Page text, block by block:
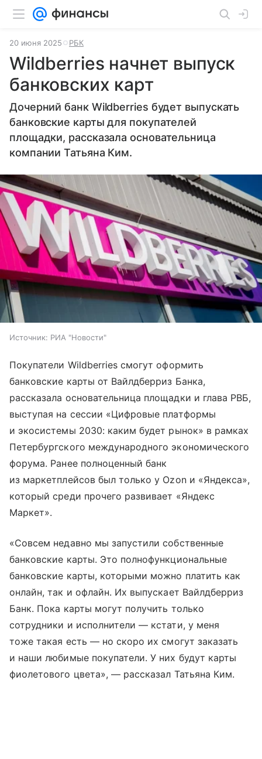
20 июня 2025 РБК
Wildberries начнет выпуск
банковских карт
Дочерний банк Wildberries будет выпускать
банковские карты для покупателей
площадки, рассказала основательница
компании Татьяна Ким.
Источник: РИА "Новости"
Покупатели Wildberries смогут оформить
банковские карты от Вайлдберриз Банка,
рассказала основательница площадки и глава РВБ,
выступая на сессии «Цифровые платформы
и экосистемы 2030: каким будет рынок» в рамках
Петербургского международного экономического
форума. Ранее полноценный банк
из маркетплейсов был только у Ozon и «Яндекса»,
который среди прочего развивает «Яндекс
Маркет».
«Совсем недавно мы запустили собственные
банковские карты. Это полнофункциональные
банковские карты, которыми можно платить как
онлайн, так и офлайн. Их выпускает Вайлдберриз
Банк. Пока карты могут получить только
сотрудники и исполнители — кстати, у меня
тоже такая есть — но скоро их смогут заказать
и наши любимые покупатели. У них будут карты
фиолетового цвета», — рассказал Татьяна Ким.